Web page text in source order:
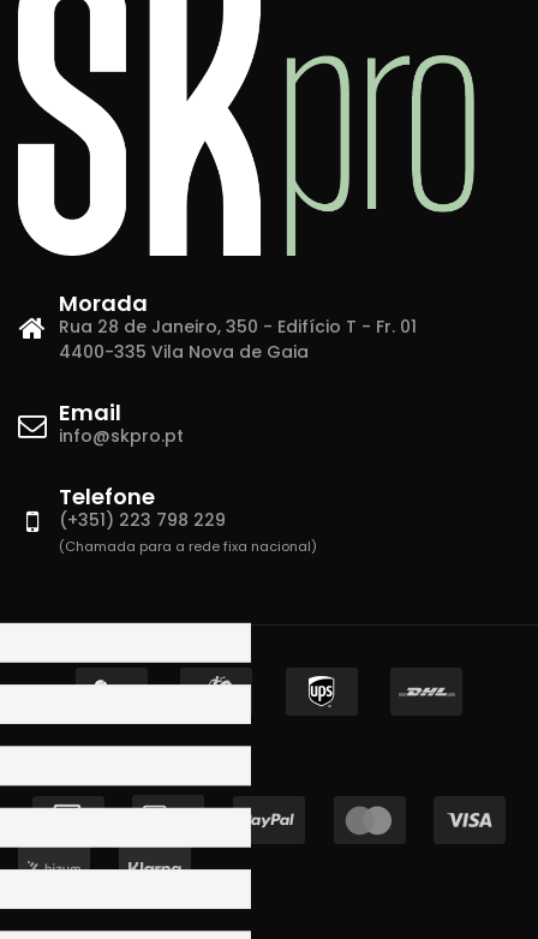
Morada
Rua 28 de Janeiro, 350 - Edifício T - Fr. 01
4400-335 Vila Nova de Gaia
Email
info@skpro.pt
Telefone
(+351) 223 798 229
(Chamada para a rede fixa nacional)